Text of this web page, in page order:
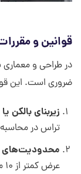
قوانین و
در طراحی و
ضروری است. این
زیربنای بالکن
تراس در
محدودیت‌های
عرض کمتر از ۱۰ متر مجاز نیست و خلاف قوانین است.